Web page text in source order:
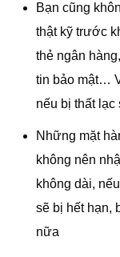
Bạn cũng
thật kỹ trước
thẻ ngân
tin bảo mật…
nếu bị thất lạc
Những mặt
không nên
không dài,
sẽ bị hết hạn,
nữa